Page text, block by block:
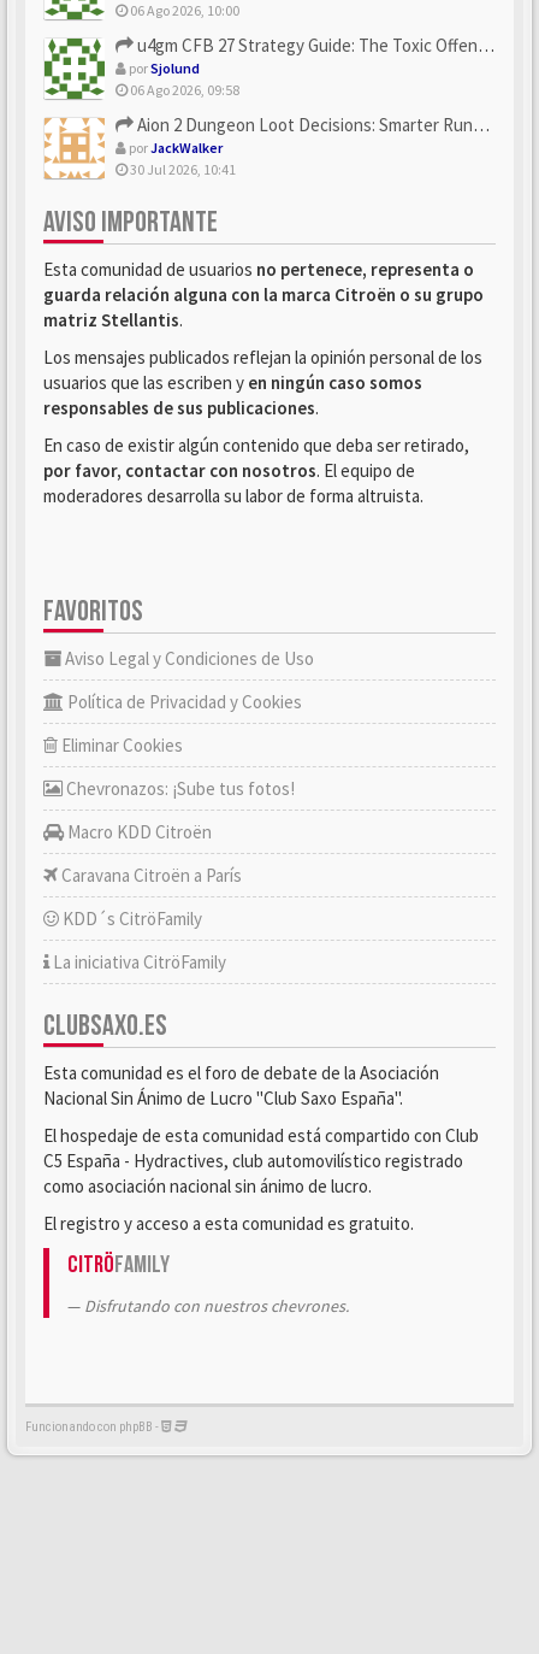
06 Ago 2026, 10:00
u4gm CFB 27 Strategy Guide: The Toxic Offensive Scheme Your ...
porSjolund
06 Ago 2026, 09:58
Aion 2 Dungeon Loot Decisions: Smarter Runs With U4N
porJackWalker
30 Jul 2026, 10:41
AVISO IMPORTANTE
Esta comunidad de usuarios no pertenece, representa o
guarda relación alguna con la marca Citroën o su grupo
matriz Stellantis.
Los mensajes publicados reflejan la opinión personal de los
usuarios que las escriben y en ningún caso somos
responsables de sus publicaciones.
En caso de existir algún contenido que deba ser retirado,
por favor, contactar con nosotros. El equipo de
moderadores desarrolla su labor de forma altruista.
FAVORITOS
Aviso Legal y Condiciones de Uso
Política de Privacidad y Cookies
Eliminar Cookies
Chevronazos: ¡Sube tus fotos!
Macro KDD Citroën
Caravana Citroën a París
KDD´s CitröFamily
La iniciativa CitröFamily
CLUBSAXO.ES
Esta comunidad es el foro de debate de la Asociación
Nacional Sin Ánimo de Lucro "Club Saxo España".
El hospedaje de esta comunidad está compartido con Club
C5 España - Hydractives, club automovilístico registrado
como asociación nacional sin ánimo de lucro.
El registro y acceso a esta comunidad es gratuito.
CitröFamily
Disfrutando con nuestros chevrones.
Funcionando con phpBB -